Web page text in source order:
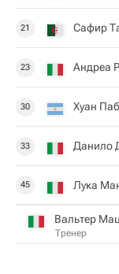
21 Сафир
23 Андреа
30 Хуан
33 Данило
45 Лука
Вальтер
Тренер